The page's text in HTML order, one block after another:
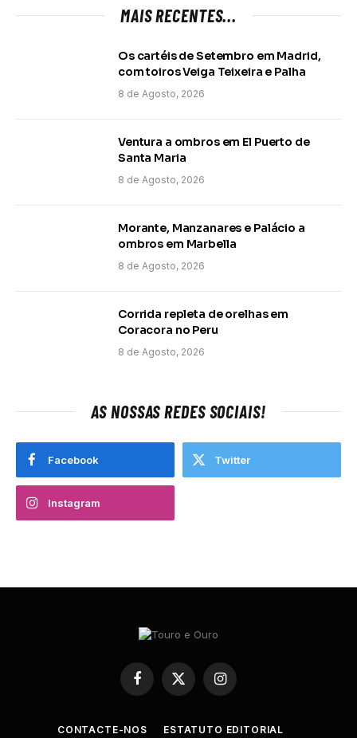
MAIS RECENTES...
Os cartéis de Setembro em Madrid,
com toiros Veiga Teixeira e Palha
8 de Agosto, 2026
Ventura a ombros em El Puerto de
Santa Maria
8 de Agosto, 2026
Morante, Manzanares e Palácio a
ombros em Marbella
8 de Agosto, 2026
Corrida repleta de orelhas em
Coracora no Peru
8 de Agosto, 2026
AS NOSSAS REDES SOCIAIS!
Facebook Twitter
Instagram
Facebook
X
(Twitter)
Instagram
CONTACTE-NOS ESTATUTO EDITORIAL